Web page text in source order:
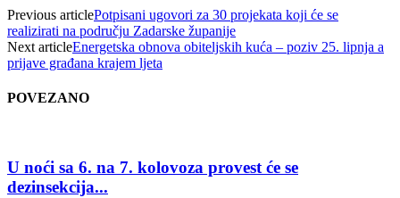
Previous articlePotpisani ugovori za 30 projekata koji će se
realizirati na području Zadarske županije
Next articleEnergetska obnova obiteljskih kuća – poziv 25. lipnja a
prijave građana krajem ljeta
POVEZANO
U noći sa 6. na 7. kolovoza provest će se
dezinsekcija...